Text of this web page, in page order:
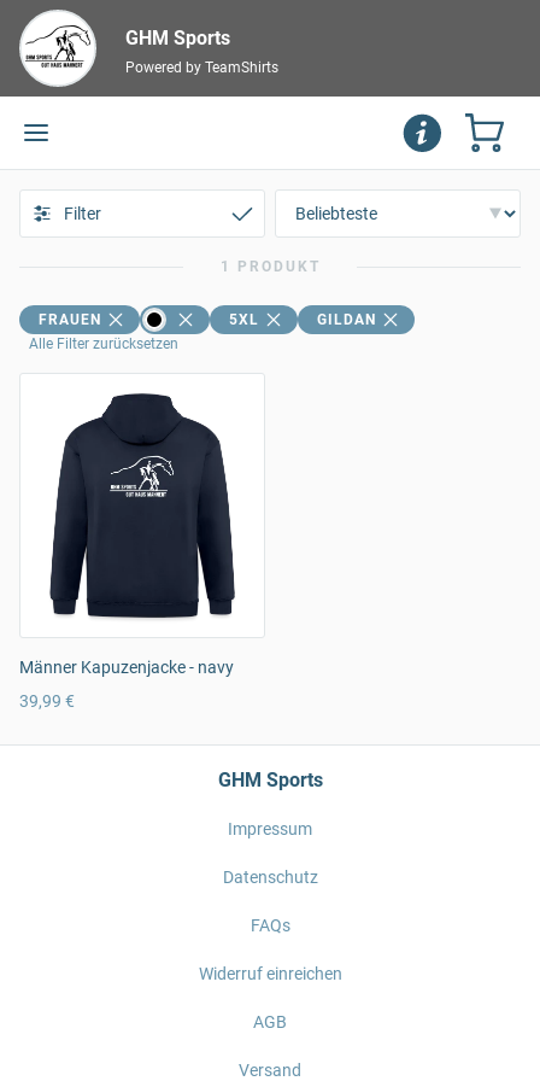
GHM Sports
Powered by TeamShirts
Filter
1 PRODUKT
FRAUEN 5XL
GILDAN
Alle Filter zurücksetzen
Männer Kapuzenjacke - navy
39,99 €
GHM Sports
Impressum
Datenschutz
FAQs
Widerruf einreichen
AGB
Versand